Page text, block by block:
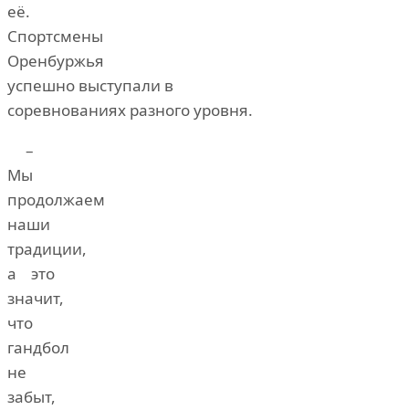
её.
Спортсмены
Оренбуржья
успешно выступали в
соревнованиях разного уровня.
–
Мы
продолжаем
наши
традиции,
а это
значит,
что
гандбол
не
забыт,